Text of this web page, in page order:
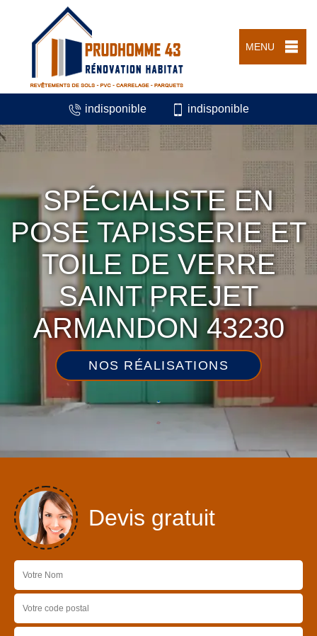
MENU
indisponible indisponible
SPÉCIALISTE EN
POSE TAPISSERIE ET
TOILE DE VERRE
SAINT PREJET
ARMANDON 43230
NOS RÉALISATIONS
Devis gratuit